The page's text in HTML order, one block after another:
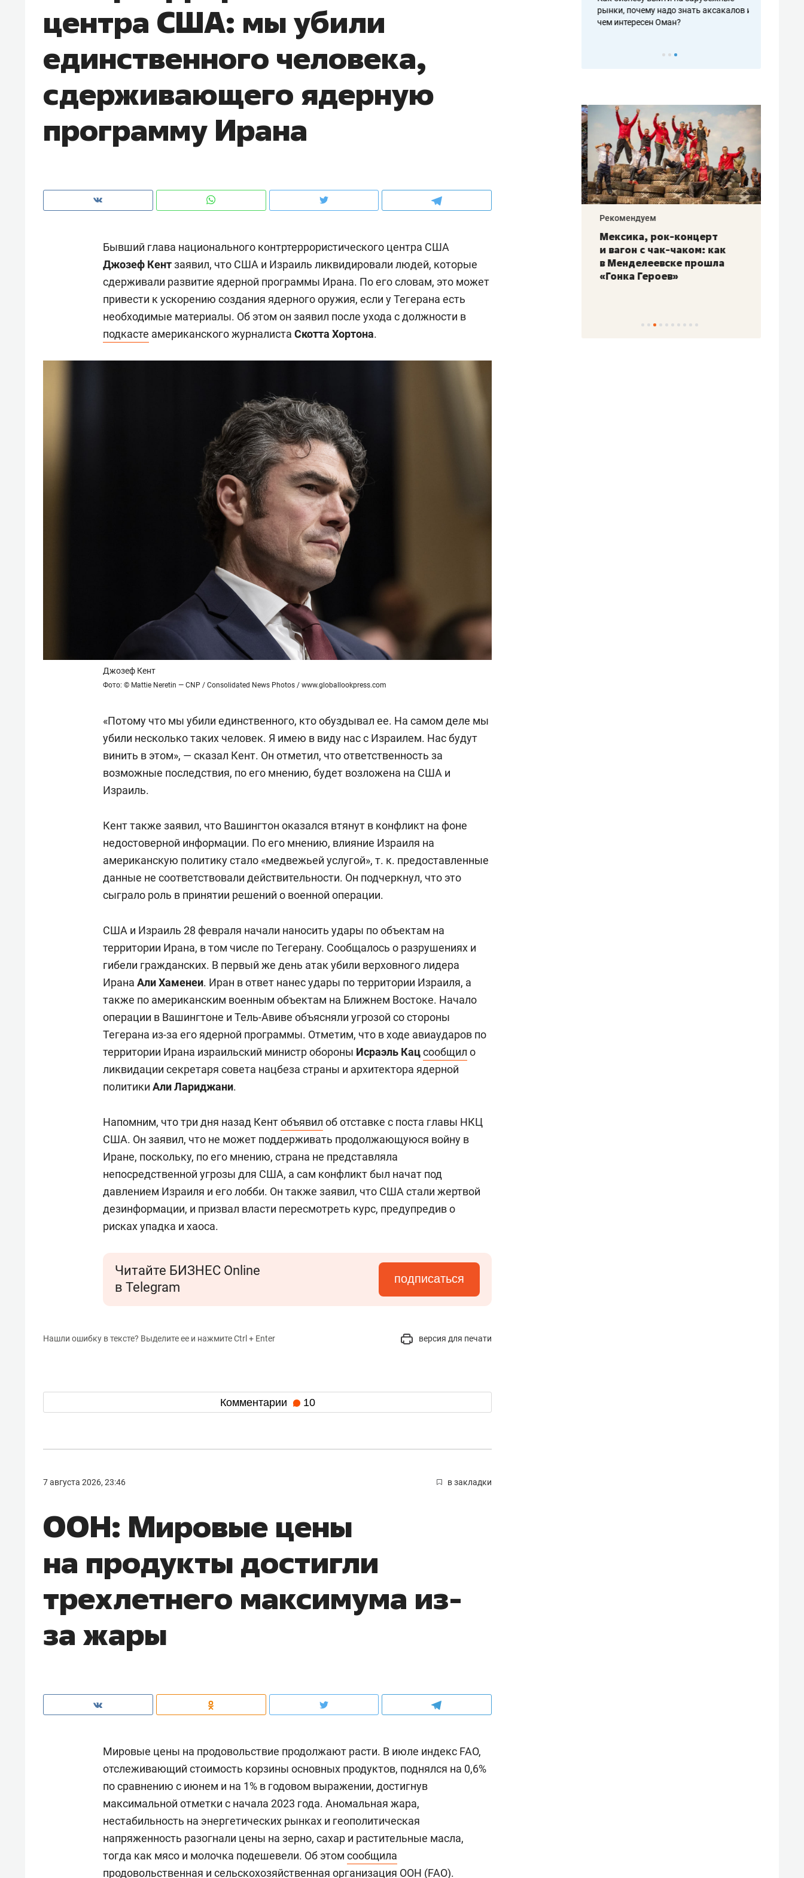
центра США: мы убили
единственного человека,
сдерживающего ядерную
программу Ирана
Бывший глава национального контртеррористического центра США
Джозеф Кентзаявил, что США и Израиль ликвидировали людей, которые
сдерживали развитие ядерной программы Ирана. По его словам, это может
привести к ускорению создания ядерного оружия, если у Тегерана есть
необходимые материалы. Об этом он заявил после ухода с должности в
подкасте американского журналиста Скотта Хортона.
Джозеф Кент
Фото: © Mattie Neretin — CNP / Consolidated News Photos / www.globallookpress.com
«Потому что мы убили единственного, кто обуздывал ее. На самом деле мы
убили несколько таких человек. Я имею в виду нас с Израилем. Нас будут
винить в этом», — сказал Кент. Он отметил, что ответственность за
возможные последствия, по его мнению, будет возложена на США и
Израиль.
Кент также заявил, что Вашингтон оказался втянут в конфликт на фоне
недостоверной информации. По его мнению, влияние Израиля на
американскую политику стало «медвежьей услугой», т. к. предоставленные
данные не соответствовали действительности. Он подчеркнул, что это
сыграло роль в принятии решений о военной операции.
США и Израиль 28 февраля начали наносить удары по объектам на
территории Ирана, в том числе по Тегерану. Сообщалось о разрушениях и
гибели гражданских. В первый же день атак убили верховного лидера
Ирана Али Хаменеи. Иран в ответ нанес удары по территории Израиля, а
также по американским военным объектам на Ближнем Востоке. Начало
операции в Вашингтоне и Тель-Авиве объясняли угрозой со стороны
Тегерана из-за его ядерной программы. Отметим, что в ходе авиаударов по
территории Ирана израильский министр обороны Исраэль Кацсообщил о
ликвидации секретаря совета нацбеза страны и архитектора ядерной
политики АлиЛариджани.
Напомним, что три дня назад Кентобъявил об отставке с поста главы НКЦ
США. Он заявил, что не может поддерживать продолжающуюся войну в
Иране, поскольку, по его мнению, страна не представляла
непосредственной угрозы для США, а сам конфликт был начат под
давлением Израиля и его лобби. Он также заявил, что США стали жертвой
дезинформации, и призвал власти пересмотреть курс, предупредив о
рисках упадка и хаоса.
Читайте БИЗНЕС Online
в Telegram
подписаться
Нашли ошибку в тексте? Выделите ее и нажмите Ctrl + Enter версия для печати
Комментарии 10
7 августа 2026, 23:46 в закладки
ООН: Мировые цены
на продукты достигли
трехлетнего максимума из-
за жары
Мировые цены на продовольствие продолжают расти. В июле индекс FAO,
отслеживающий стоимость корзины основных продуктов, поднялся на 0,6%
по сравнению с июнем и на 1% в годовом выражении, достигнув
максимальной отметки с начала 2023 года. Аномальная жара,
нестабильность на энергетических рынках и геополитическая
напряженность разогнали цены на зерно, сахар и растительные масла,
тогда как мясо и молочка подешевели. Об этом сообщила
продовольственная и сельскохозяйственная организация ООН (FAO).
рынки, почему надо знать аксакалов и
чем интересен Оман?
о трехкратном росте цен, дотошных
клиентах и чудных запросах мастеров
рынки, почему надо знать аксакалов и
чем интересен Оман?
создают оазис жилого
комфорта под Казанью
ID вместо ключа: какой будет
безопасность в ЖК «Нова»
природе, работа
с ментальным и физическим
антихрупких команд
Рекомендуем
Мексика, рок-концерт
и вагон с чак-чаком: как
в Менделеевске прошла
«Гонка Героев»